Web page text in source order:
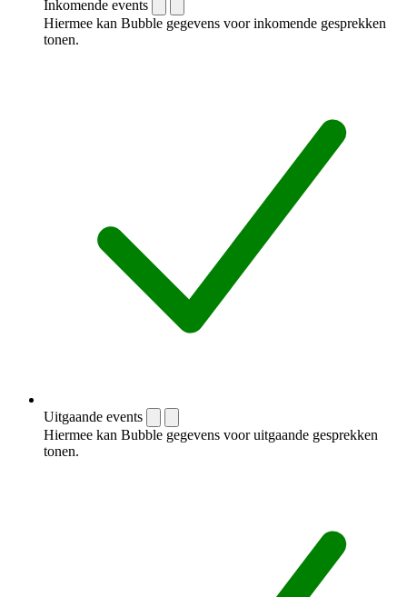
Inkomende events
Hiermee kan Bubble gegevens voor inkomende gesprekken
tonen.
Uitgaande events
Hiermee kan Bubble gegevens voor uitgaande gesprekken
tonen.